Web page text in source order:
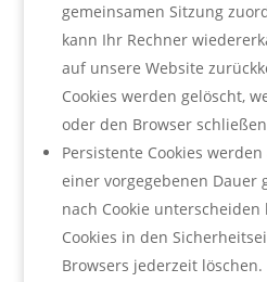
gemeinsamen Sitzung
kann Ihr Rechner
auf unsere Website
Cookies werden gelöscht,
oder den Browser
Persistente Cookies
einer vorgegebenen Dauer
nach Cookie unterscheiden
Cookies in den
Browsers jederzeit löschen.